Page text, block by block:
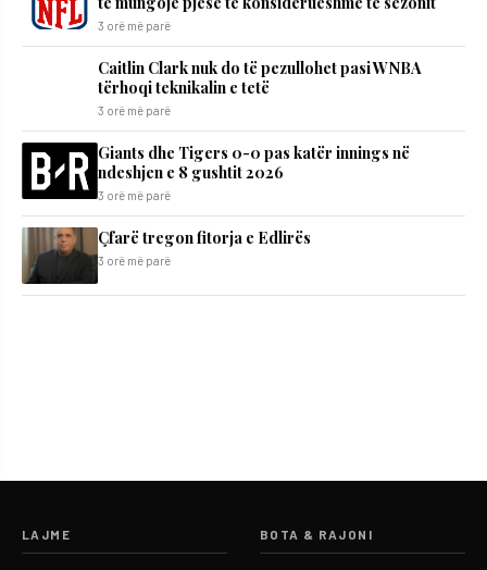
3 orë më parë
Caitlin Clark nuk do të pezullohet pasi WNBA
tërhoqi teknikalin e tetë
3 orë më parë
Giants dhe Tigers 0-0 pas katër innings në
ndeshjen e 8 gushtit 2026
3 orë më parë
Çfarë tregon fitorja e Edlirës
3 orë më parë
LAJME BOTA & RAJONI